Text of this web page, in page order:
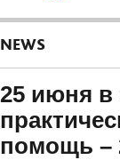
NEWS
25 июня в
помощь –